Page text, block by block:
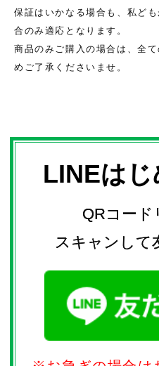
保証はいかなる場合も、私ど
合のみ適応となります。
商品のみご購入の場合は、全
めご了承くださいませ。
LINEは
QRコード
スキャンし